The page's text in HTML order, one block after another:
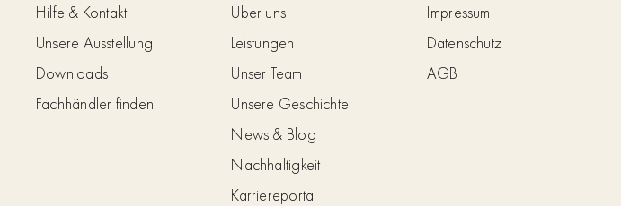
Hilfe & Kontakt
Unsere Ausstellung
Downloads
Fachhändler finden
Über uns
Leistungen
Unser Team
Unsere Geschichte
News & Blog
Nachhaltigkeit
Karriereportal
Impressum
Datenschutz
AGB